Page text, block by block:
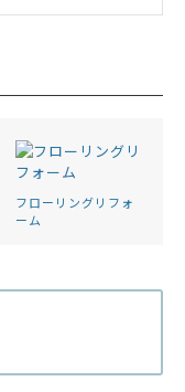
フローリングリフォ
ーム